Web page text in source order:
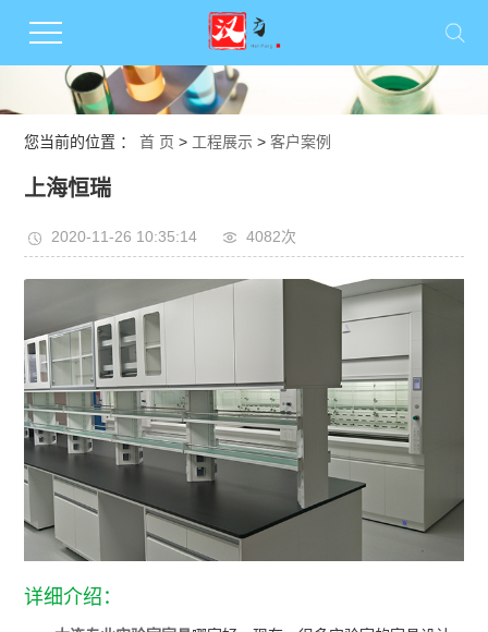
您当前的位置 ：首 页 > 工程展示 >客户案例
上海恒瑞
2020-11-26 10:35:14 4082次
详细介绍：